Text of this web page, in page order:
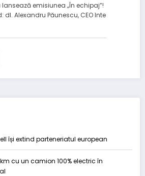
emisiunea „În echipaj”!
dl. Alexandru Păunescu, CEO Inte
își extind parteneriatul european
km cu un camion 100% electric în